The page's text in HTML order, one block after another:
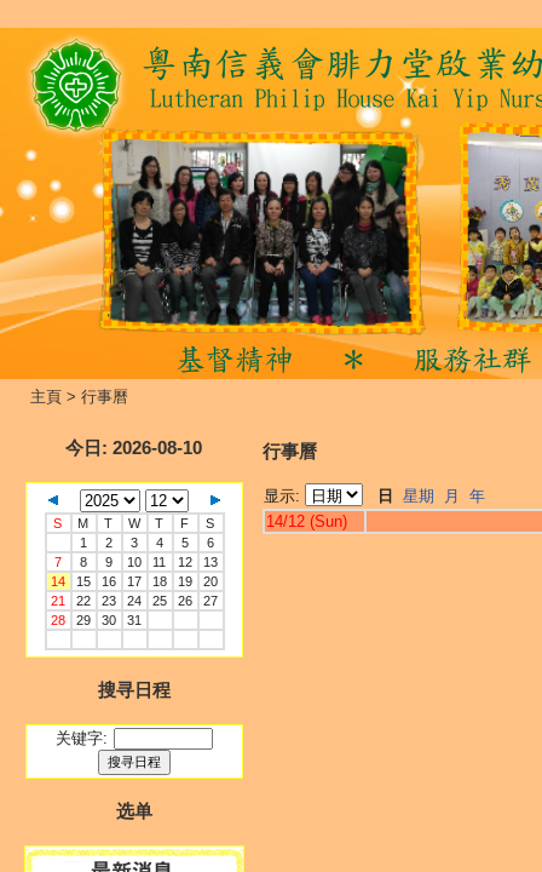
主頁 > 行事曆
今日 : 2026-08-10
S M T W T F
S
1
2 3 4 5
6
7
8 9 10 11 12
13
14
15 16 17 18 19
20
21
22 23 24 25 26
27
28
29 30 31
搜寻日程
关键字:
选单
行事曆
显示: 日 星期 月
年
14/12 (Sun)